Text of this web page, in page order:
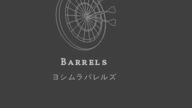
Barrels
ヨシムラバレルズ